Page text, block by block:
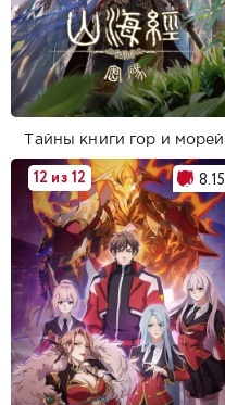
Тайны книги гор и морей
12 из 12 8.15